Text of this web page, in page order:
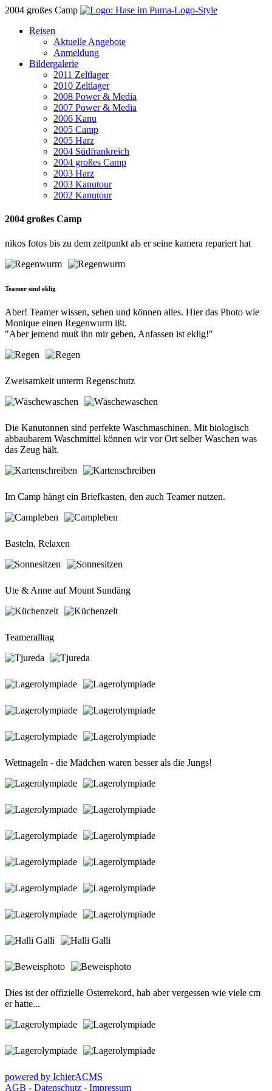
2004 großes Camp
Reisen
Aktuelle Angebote
Anmeldung
Bildergalerie
2011 Zeltlager
2010 Zeltlager
2008 Power & Media
2007 Power & Media
2006 Kanu
2005 Camp
2005 Harz
2004 Südfrankreich
2004 großes Camp
2003 Harz
2003 Kanutour
2002 Kanutour
2004 großes Camp
nikos fotos bis zu dem zeitpunkt als er seine kamera repariert hat
Teamer sind eklig
Aber! Teamer wissen, sehen und können alles. Hier das Photo wie
Monique einen Regenwurm ißt.
"Aber jemend muß ihn mir geben, Anfassen ist eklig!"
Zweisamkeit unterm Regenschutz
Die Kanutonnen sind perfekte Waschmaschinen. Mit biologisch
abbaubarem Waschmittel können wir vor Ort selber Waschen was
das Zeug hält.
Im Camp hängt ein Briefkasten, den auch Teamer nutzen.
Basteln, Relaxen
Ute & Anne auf Mount Sundäng
Teameralltag
Wettnageln - die Mädchen waren besser als die Jungs!
Dies ist der offizielle Osterrekord, hab aber vergessen wie viele cm
er hatte...
powered by IchierACMS
AGB - Datenschutz - Impressum